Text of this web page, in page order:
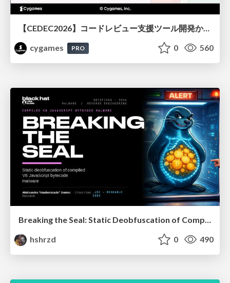
【CEDEC2026】コードレビュー支援ツール開発から学ぶ：LLMを用いた業務システムの実践的な運用設計と誤出力対策
cygames
PRO 0 560
hshrzd
0 490